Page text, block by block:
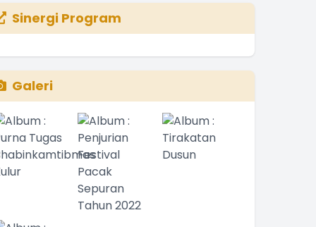
Sinergi Program
Galeri